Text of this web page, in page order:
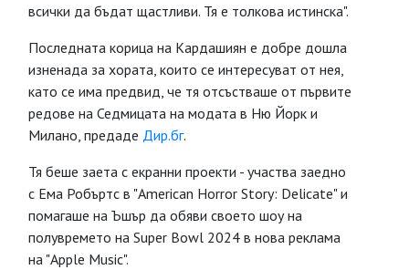
всички да бъдат щастливи. Тя е толкова истинска".
Последната корица на Кардашиян е добре дошла
изненада за хората, които се интересуват от нея,
като се има предвид, че тя отсъстваше от първите
редове на Седмицата на модата в Ню Йорк и
Милано, предаде Дир.бг.
Тя беше заета с екранни проекти - участва заедно
с Ема Робъртс в "American Horror Story: Delicate" и
помагаше на Ъшър да обяви своето шоу на
полувремето на Super Bowl 2024 в нова реклама
на "Apple Music".